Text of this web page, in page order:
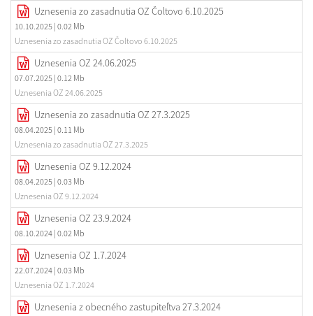
Uznesenia zo zasadnutia OZ Čoltovo 6.10.2025
10.10.2025 | 0.02 Mb
Uznesenia zo zasadnutia OZ Čoltovo 6.10.2025
Uznesenia OZ 24.06.2025
07.07.2025 | 0.12 Mb
Uznesenia OZ 24.06.2025
Uznesenia zo zasadnutia OZ 27.3.2025
08.04.2025 | 0.11 Mb
Uznesenia zo zasadnutia OZ 27.3.2025
Uznesenia OZ 9.12.2024
08.04.2025 | 0.03 Mb
Uznesenia OZ 9.12.2024
Uznesenia OZ 23.9.2024
08.10.2024 | 0.02 Mb
Uznesenia OZ 1.7.2024
22.07.2024 | 0.03 Mb
Uznesenia OZ 1.7.2024
Uznesenia z obecného zastupiteľtva 27.3.2024